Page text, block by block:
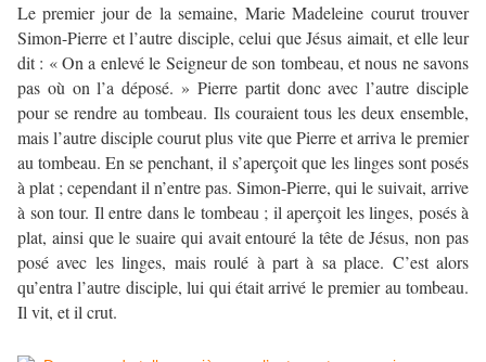
Le premier jour de la semaine, Marie Madeleine courut trouver
Simon-Pierre et l’autre disciple, celui que Jésus aimait, et elle leur
dit : « On a enlevé le Seigneur de son tombeau, et nous ne savons
pas où on l’a déposé. » Pierre partit donc avec l’autre disciple
pour se rendre au tombeau. Ils couraient tous les deux ensemble,
mais l’autre disciple courut plus vite que Pierre et arriva le premier
au tombeau. En se penchant, il s’aperçoit que les linges sont posés
à plat ; cependant il n’entre pas. Simon-Pierre, qui le suivait, arrive
à son tour. Il entre dans le tombeau ; il aperçoit les linges, posés à
plat, ainsi que le suaire qui avait entouré la tête de Jésus, non pas
posé avec les linges, mais roulé à part à sa place. C’est alors
qu’entra l’autre disciple, lui qui était arrivé le premier au tombeau.
Il vit, et il crut.